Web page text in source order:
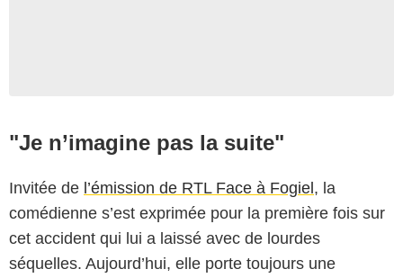
"Je n’imagine pas la suite"
Invitée de l’émission de RTL Face à Fogiel, la
comédienne s’est exprimée pour la première fois sur
cet accident qui lui a laissé avec de lourdes
séquelles. Aujourd’hui, elle porte toujours une